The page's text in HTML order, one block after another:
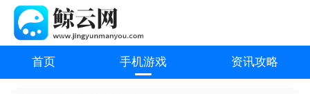
首页 手机游戏 资讯攻略